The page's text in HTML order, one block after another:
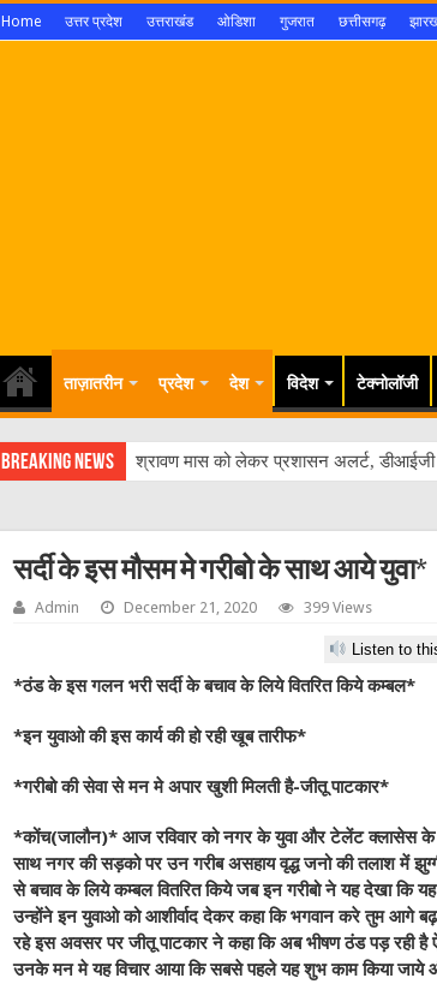
Home उत्तर प्रदेश उत्तराखंड ओडिशा गुजरात छत्तीसगढ़
ताज़ातरीन प्रदेश देश विदेश टेक्नोलॉजी
Breaking News श्रावण मास को लेकर प्रशासन अलर्ट, डीआईजी
सर्दी के इस मौसम मे गरीबो के साथ आये युवा*
Admin December 21, 2020 399 Views
Listen to
*ठंड के इस गलन भरी सर्दी के बचाव के लिये वितरित किये कम्बल*
*इन युवाओ की इस कार्य की हो रही खूब तारीफ*
*गरीबो की सेवा से मन मे अपार खुशी मिलती है-जीतू पाटकार*
*कोंच(जालौन)* आज रविवार को नगर के युवा और टेलेंट क्लासेस के
साथ नगर की सड़को पर उन गरीब असहाय वृद्ध जनो की तलाश में
से बचाव के लिये कम्बल वितरित किये जब इन गरीबो ने यह देखा कि
उन्होंने इन युवाओ को आशीर्वाद देकर कहा कि भगवान करे तुम
रहे इस अवसर पर जीतू पाटकार ने कहा कि अब भीषण ठंड पड़ रही
उनके मन मे यह विचार आया कि सबसे पहले यह शुभ काम किया जाये